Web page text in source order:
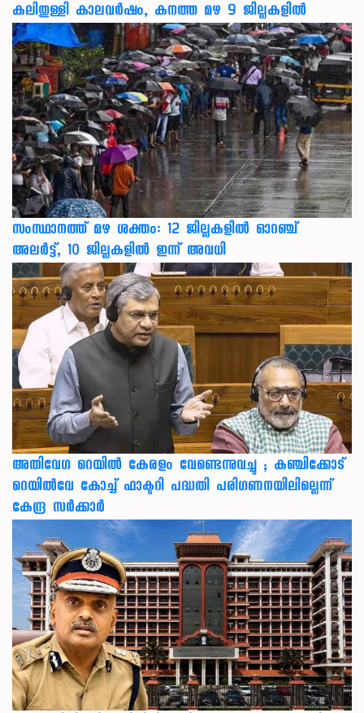
കലിതുള്ളി കാലവർഷം, കനത്ത മഴ 9 ജില്ലകളിൽ
സംസ്ഥാനത്ത് മഴ ശക്തം: 12 ജില്ലകളിൽ ഓറഞ്ച്
അലർട്ട്, 10 ജില്ലകളിൽ ഇന്ന് അവധി
അതിവേഗ റെയിൽ കേരളം വേണ്ടെന്നുവച്ചു ; കഞ്ചിക്കോട്
റെയിൽവേ കോച്ച് ഫാക്ടറി പദ്ധതി പരിഗണനയിലില്ലെന്ന്
കേന്ദ്ര സർക്കാർ